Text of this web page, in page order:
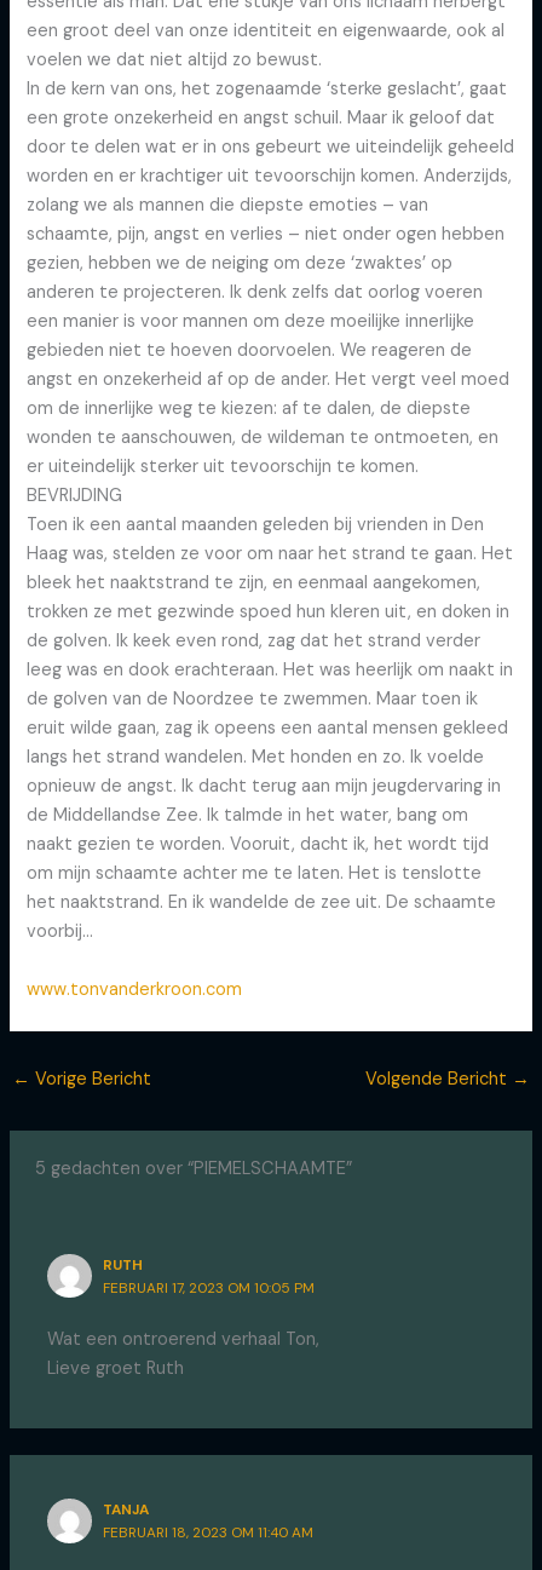
een groot deel van onze identiteit en eigenwaarde, ook al
voelen we dat niet altijd zo bewust.
In de kern van ons, het zogenaamde ‘sterke geslacht’, gaat
een grote onzekerheid en angst schuil. Maar ik geloof dat
door te delen wat er in ons gebeurt we uiteindelijk geheeld
worden en er krachtiger uit tevoorschijn komen. Anderzijds,
zolang we als mannen die diepste emoties – van
schaamte, pijn, angst en verlies – niet onder ogen hebben
gezien, hebben we de neiging om deze ‘zwaktes’ op
anderen te projecteren. Ik denk zelfs dat oorlog voeren
een manier is voor mannen om deze moeilijke innerlijke
gebieden niet te hoeven doorvoelen. We reageren de
angst en onzekerheid af op de ander. Het vergt veel moed
om de innerlijke weg te kiezen: af te dalen, de diepste
wonden te aanschouwen, de wildeman te ontmoeten, en
er uiteindelijk sterker uit tevoorschijn te komen.
BEVRIJDING
Toen ik een aantal maanden geleden bij vrienden in Den
Haag was, stelden ze voor om naar het strand te gaan. Het
bleek het naaktstrand te zijn, en eenmaal aangekomen,
trokken ze met gezwinde spoed hun kleren uit, en doken in
de golven. Ik keek even rond, zag dat het strand verder
leeg was en dook erachteraan. Het was heerlijk om naakt in
de golven van de Noordzee te zwemmen. Maar toen ik
eruit wilde gaan, zag ik opeens een aantal mensen gekleed
langs het strand wandelen. Met honden en zo. Ik voelde
opnieuw de angst. Ik dacht terug aan mijn jeugdervaring in
de Middellandse Zee. Ik talmde in het water, bang om
naakt gezien te worden. Vooruit, dacht ik, het wordt tijd
om mijn schaamte achter me te laten. Het is tenslotte
het naaktstrand. En ik wandelde de zee uit. De schaamte
voorbij…
www.tonvanderkroon.com
← Vorige Bericht Volgende Bericht →
5 gedachten over “PIEMELSCHAAMTE”
RUTH
FEBRUARI 17, 2023 OM 10:05 PM
Wat een ontroerend verhaal Ton,
Lieve groet Ruth
TANJA
FEBRUARI 18, 2023 OM 11:40 AM